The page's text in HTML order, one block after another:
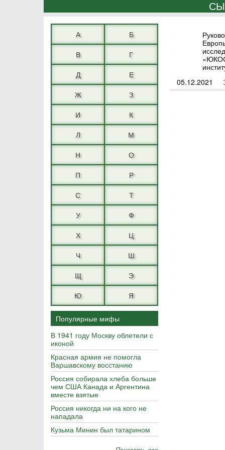
А
Б
В
Г
Д
Е
Ж
З
И
К
Л
М
Н
О
П
Р
С
Т
У
Ф
Х
Ц
Ч
Ш
Щ
Э
Ю
Я
Популярные мифы
В 1941 году Москву облетели с
иконой
Красная армия не помогла
Варшавскому восстанию
Россия собирала хлеба больше
чем США Канада и Аргентина
вместе взятые
Россия никогда ни на кого не
нападала
Кузьма Минин был татарином
05.12.2021